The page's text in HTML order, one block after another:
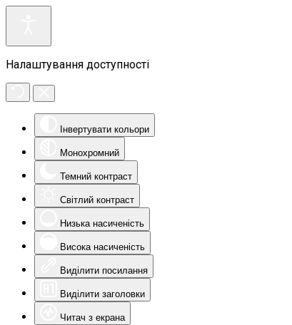
Налаштування доступності
Інвертувати кольори
Монохромний
Темний контраст
Світлий контраст
Низька насиченість
Висока насиченість
Виділити посилання
Виділити заголовки
Читач з екрана